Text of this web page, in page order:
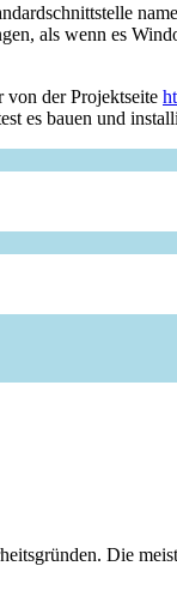
als wenn es
der Projektseite
es bauen und
Die